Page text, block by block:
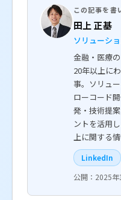
この記事を書
田上 正基
ソリューシ
金融・医療
20年以上に
事。ソリュ
ローコード
発・技術提
ントを活用
上に関する
LinkedIn
公開：2025